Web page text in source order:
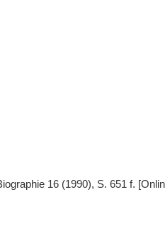
16 (1990), S. 651 f.